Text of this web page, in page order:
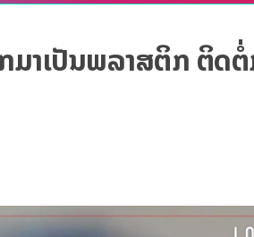
ມາເປັນພລາສຕິກ ຕິດ